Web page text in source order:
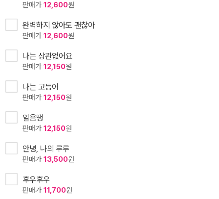
판매가 12,600원
완벽하지 않아도 괜찮아
판매가 12,600원
나는 상관없어요
판매가 12,150원
나는 고등어
판매가 12,150원
얼음땡
판매가 12,150원
안녕, 나의 루루
판매가 13,500원
후우후우
판매가 11,700원